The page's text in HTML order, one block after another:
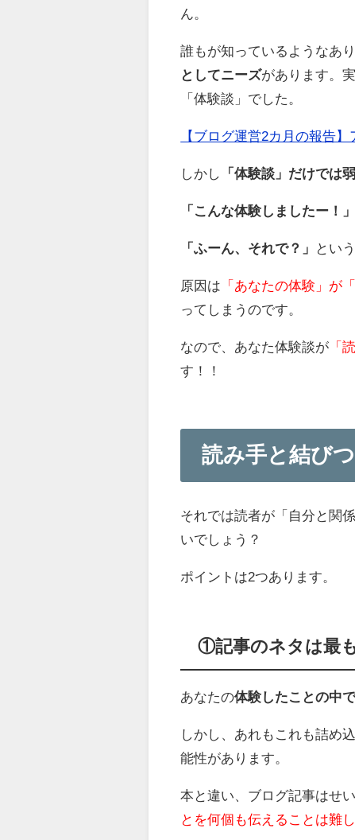
ん。
誰もが知っているようなあ
としてニーズがあります。
「体験談」でした。
【ブログ運営2カ月の報告
しかし 「体験談」だけでは
「こんな体験しましたー！」
「ふーん、それで？」 とい
原因は 「あなたの体験」が
ってしまうのです。
なので、あなた体験談が 「
す！！
読み手と結び
それでは読者が「自分と関
いでしょう？
ポイントは2つあります。
①記事のネタは最
あなたの体験したことの中
しかし、あれもこれも詰め
能性があります。
本と違い、ブログ記事はせ
とを何個も伝えることは難